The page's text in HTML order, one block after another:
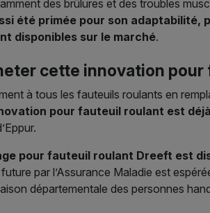
des brûlures et des troubles
été primée pour son adaptabilité,
disponibles sur le marché.
cette innovation pour
à tous les fauteuils roulants en
pour fauteuil roulant est
pour fauteuil roulant Dreeft est
par l’Assurance Maladie est
départementale des personnes